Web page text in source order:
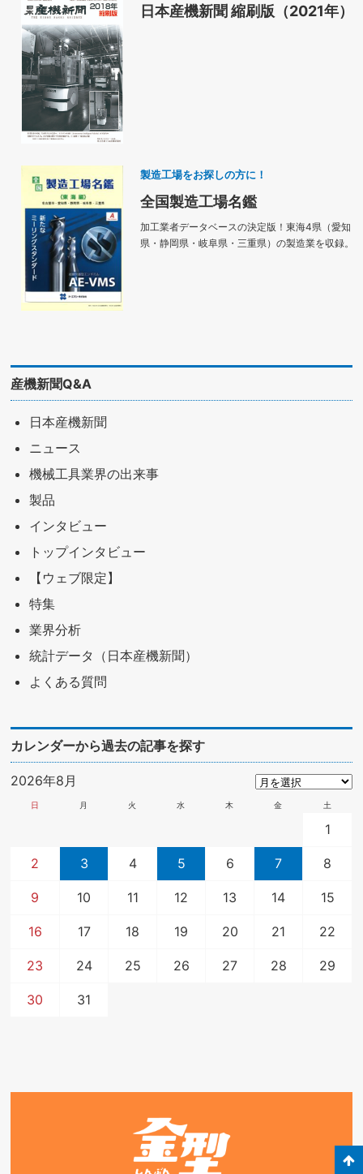
日本産機新聞 縮刷版（2021年）
製造工場をお探しの方に！
全国製造工場名鑑
加工業者データベースの決定版！東海4県（愛知
県・静岡県・岐阜県・三重県）の製造業を収録。
産機新聞Q&A
日本産機新聞
ニュース
機械工具業界の出来事
製品
インタビュー
トップインタビュー
【ウェブ限定】
特集
業界分析
統計データ（日本産機新聞）
よくある質問
カレンダーから過去の記事を探す
2026年8月
日 月 火 水 木 金 土
1
2 3 4 5 6 7 8
9 10 11 12 13 14 15
16 17 18 19 20 21 22
23 24 25 26 27 28 29
30 31